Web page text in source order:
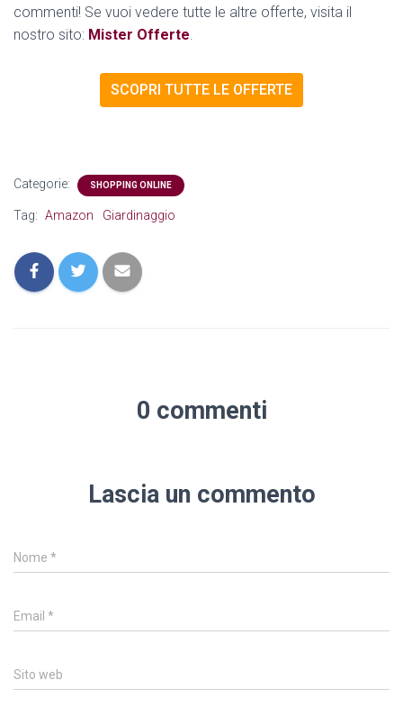
commenti! Se vuoi vedere tutte le altre offerte, visita il
nostro sito: Mister Offerte.
SCOPRI TUTTE LE OFFERTE
Categorie: SHOPPING ONLINE
Tag: Amazon Giardinaggio
0 commenti
Lascia un commento
Nome *
Email *
Sito web